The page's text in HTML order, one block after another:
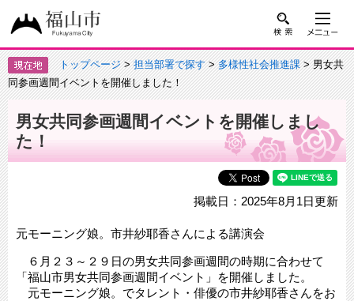
トップページ>担当部署で探す>多様性社会推進課> 男女共
同参画週間イベントを開催しました！
男女共同参画週間イベントを開催しまし
た！
掲載日：2025年8月1日更新
元モーニング娘。市井紗耶香さんによる講演会
６月２３～２９日の男女共同参画週間の時期に合わせて
「福山市男女共同参画週間イベント」を開催しました。
元モーニング娘。でタレント・俳優の市井紗耶香さんをお